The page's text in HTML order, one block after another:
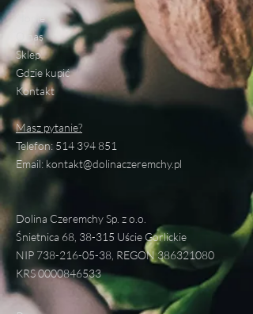
Home
O nas
Sklep
Gdzie kupić
Kontakt
Masz pytanie?
Telefon: 514 394 851
Email: kontakt@dolinaczeremchy.pl
Dolina Czeremchy Sp. z o.o.
Śnietnica 68, 38-315 Uście Gorlickie
NIP 738-216-05-38 , REGON 386321080
KRS0000846533